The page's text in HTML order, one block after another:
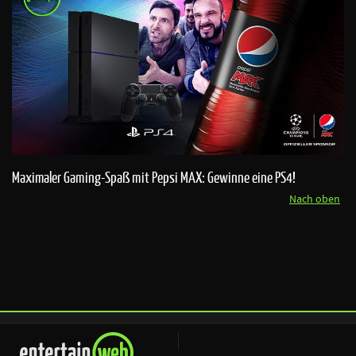
Maximaler Gaming-Spaß mit Pepsi MAX: Gewinne eine PS4!
Nach oben